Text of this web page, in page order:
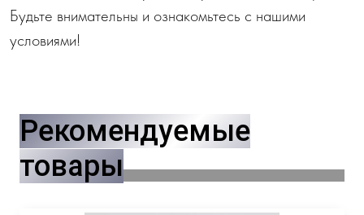
Будьте внимательны и ознакомьтесь с нашими
условиями!
Рекомендуемые
товары